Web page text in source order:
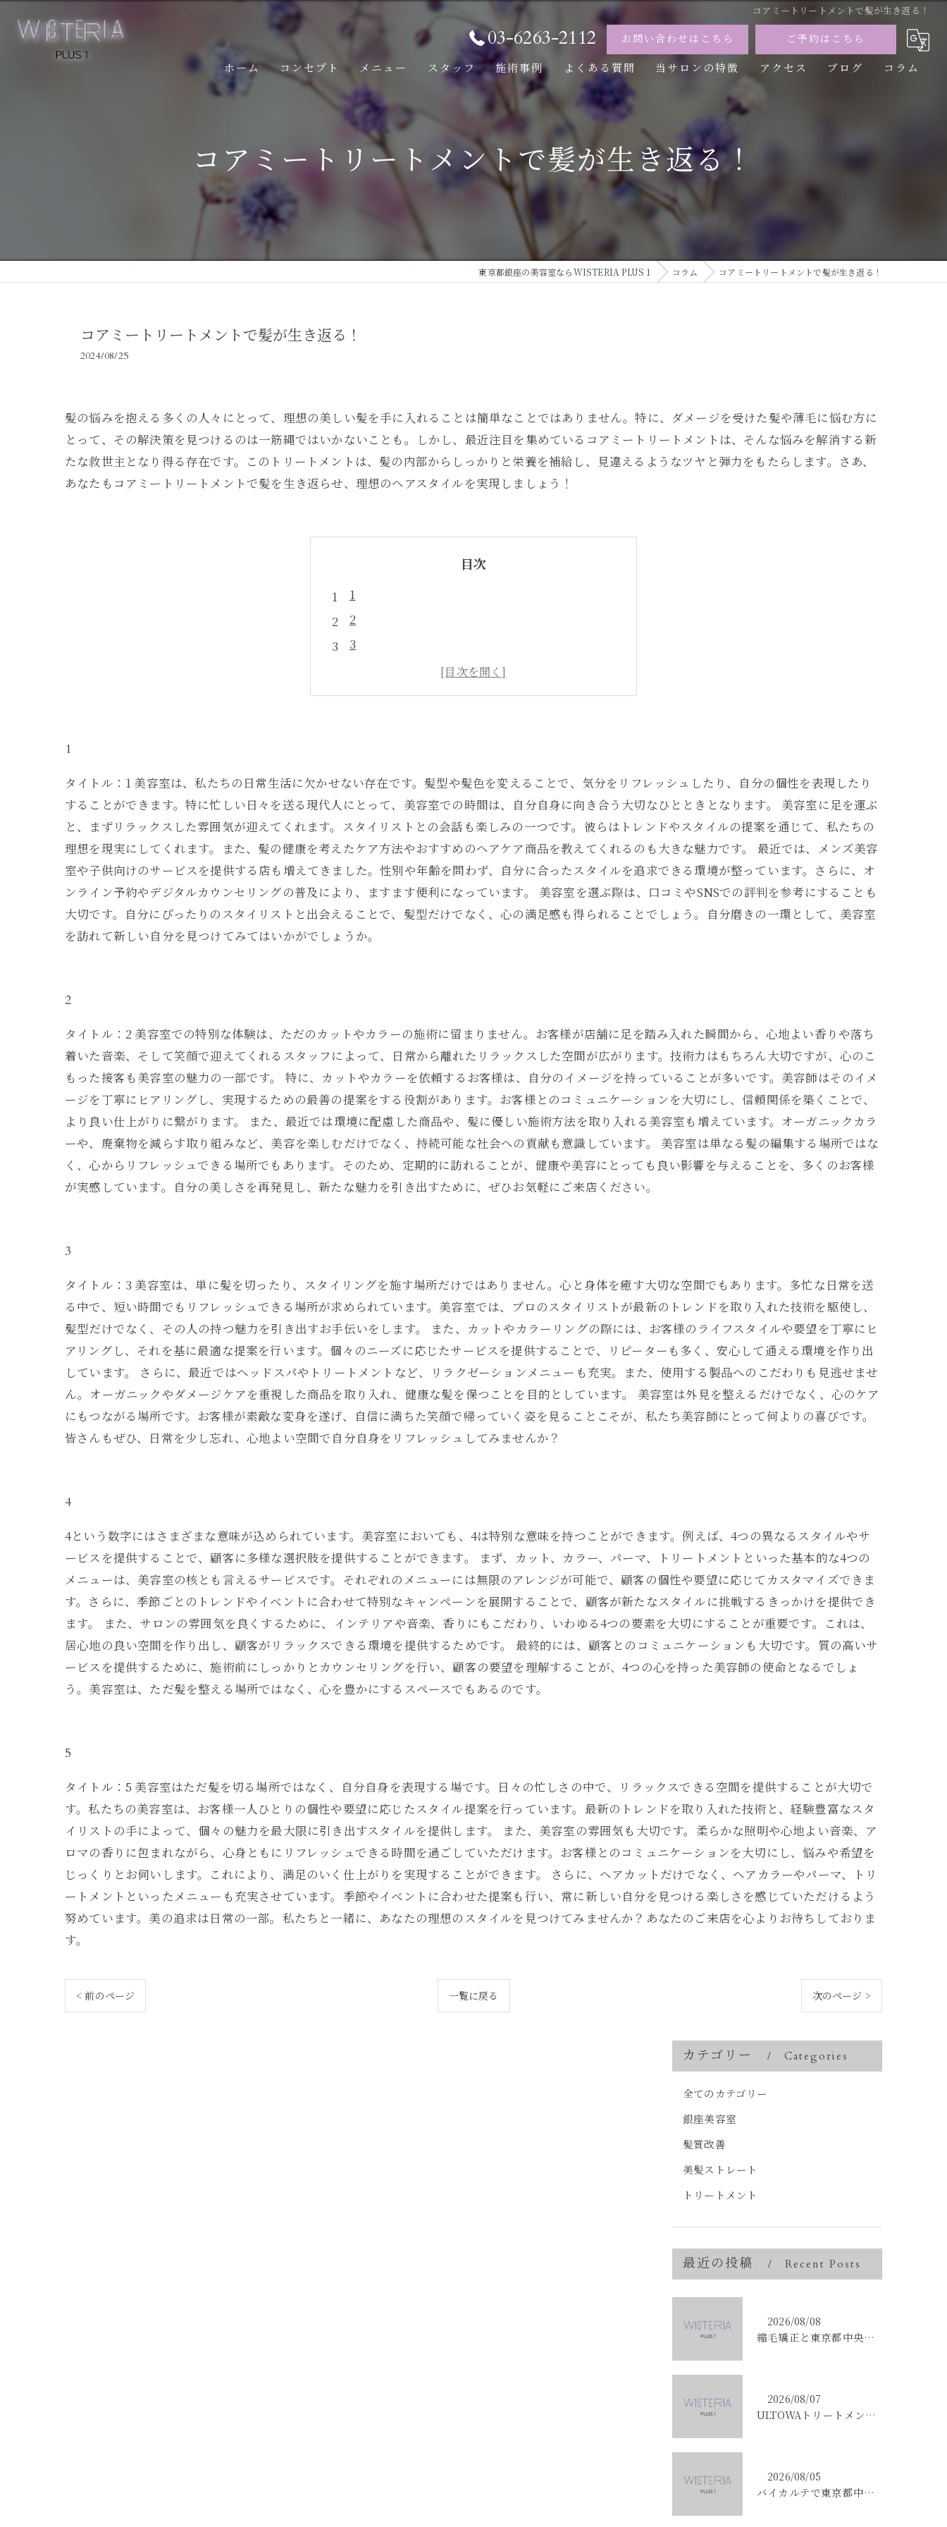
コアミートリートメントで髪が生き返る！
03-6263-2112 お問い合わせはこちら ご予約はこちら
ホーム コンセプト メニュー スタッフ 施術事例 よくある質問 当サロンの特徴
カラー
トリートメント
パーマ
アクセス ブログ コラム
コアミートリートメントで髪が生き返る！
東京都銀座の美容室ならWISTERIA PLUS 1 コラム コアミートリートメントで髪が生き返る！
コアミートリートメントで髪が生き返る！
2024/08/25
髪の悩みを抱える多くの人々にとって、理想の美しい髪を手に入れることは簡単なことではありません。特に、ダメージを受けた髪や薄毛に悩む方に
とって、その解決策を見つけるのは一筋縄ではいかないことも。しかし、最近注目を集めているコアミートリートメントは、そんな悩みを解消する新
たな救世主となり得る存在です。このトリートメントは、髪の内部からしっかりと栄養を補給し、見違えるようなツヤと弾力をもたらします。さあ、
あなたもコアミートリートメントで髪を生き返らせ、理想のヘアスタイルを実現しましょう！
目次
1
2
3
5
1
タイトル：1 美容室は、私たちの日常生活に欠かせない存在です。髪型や髪色を変えることで、気分をリフレッシュしたり、自分の個性を表現したり
することができます。特に忙しい日々を送る現代人にとって、美容室での時間は、自分自身に向き合う大切なひとときとなります。 美容室に足を運ぶ
と、まずリラックスした雰囲気が迎えてくれます。スタイリストとの会話も楽しみの一つです。彼らはトレンドやスタイルの提案を通じて、私たちの
理想を現実にしてくれます。また、髪の健康を考えたケア方法やおすすめのヘアケア商品を教えてくれるのも大きな魅力です。 最近では、メンズ美容
室や子供向けのサービスを提供する店も増えてきました。性別や年齢を問わず、自分に合ったスタイルを追求できる環境が整っています。さらに、オ
ンライン予約やデジタルカウンセリングの普及により、ますます便利になっています。 美容室を選ぶ際は、口コミやSNSでの評判を参考にすることも
大切です。自分にぴったりのスタイリストと出会えることで、髪型だけでなく、心の満足感も得られることでしょう。自分磨きの一環として、美容室
を訪れて新しい自分を見つけてみてはいかがでしょうか。
2
タイトル：2 美容室での特別な体験は、ただのカットやカラーの施術に留まりません。お客様が店舗に足を踏み入れた瞬間から、心地よい香りや落ち
着いた音楽、そして笑顔で迎えてくれるスタッフによって、日常から離れたリラックスした空間が広がります。技術力はもちろん大切ですが、心のこ
もった接客も美容室の魅力の一部です。 特に、カットやカラーを依頼するお客様は、自分のイメージを持っていることが多いです。美容師はそのイメ
ージを丁寧にヒアリングし、実現するための最善の提案をする役割があります。お客様とのコミュニケーションを大切にし、信頼関係を築くことで、
より良い仕上がりに繋がります。 また、最近では環境に配慮した商品や、髪に優しい施術方法を取り入れる美容室も増えています。オーガニックカラ
ーや、廃棄物を減らす取り組みなど、美容を楽しむだけでなく、持続可能な社会への貢献も意識しています。 美容室は単なる髪の編集する場所ではな
く、心からリフレッシュできる場所でもあります。そのため、定期的に訪れることが、健康や美容にとっても良い影響を与えることを、多くのお客様
が実感しています。自分の美しさを再発見し、新たな魅力を引き出すために、ぜひお気軽にご来店ください。
3
タイトル：3 美容室は、単に髪を切ったり、スタイリングを施す場所だけではありません。心と身体を癒す大切な空間でもあります。多忙な日常を送
る中で、短い時間でもリフレッシュできる場所が求められています。美容室では、プロのスタイリストが最新のトレンドを取り入れた技術を駆使し、
髪型だけでなく、その人の持つ魅力を引き出すお手伝いをします。 また、カットやカラーリングの際には、お客様のライフスタイルや要望を丁寧にヒ
アリングし、それを基に最適な提案を行います。個々のニーズに応じたサービスを提供することで、リピーターも多く、安心して通える環境を作り出
しています。 さらに、最近ではヘッドスパやトリートメントなど、リラクゼーションメニューも充実。また、使用する製品へのこだわりも見逃せませ
ん。オーガニックやダメージケアを重視した商品を取り入れ、健康な髪を保つことを目的としています。 美容室は外見を整えるだけでなく、心のケア
にもつながる場所です。お客様が素敵な変身を遂げ、自信に満ちた笑顔で帰っていく姿を見ることこそが、私たち美容師にとって何よりの喜びです。
皆さんもぜひ、日常を少し忘れ、心地よい空間で自分自身をリフレッシュしてみませんか？
4
4という数字にはさまざまな意味が込められています。美容室においても、4は特別な意味を持つことができます。例えば、4つの異なるスタイルやサ
ービスを提供することで、顧客に多様な選択肢を提供することができます。 まず、カット、カラー、パーマ、トリートメントといった基本的な4つの
メニューは、美容室の核とも言えるサービスです。それぞれのメニューには無限のアレンジが可能で、顧客の個性や要望に応じてカスタマイズできま
す。さらに、季節ごとのトレンドやイベントに合わせて特別なキャンペーンを展開することで、顧客が新たなスタイルに挑戦するきっかけを提供でき
ます。 また、サロンの雰囲気を良くするために、インテリアや音楽、香りにもこだわり、いわゆる4つの要素を大切にすることが重要です。これは、
居心地の良い空間を作り出し、顧客がリラックスできる環境を提供するためです。 最終的には、顧客とのコミュニケーションも大切です。質の高いサ
ービスを提供するために、施術前にしっかりとカウンセリングを行い、顧客の要望を理解することが、4つの心を持った美容師の使命となるでしょ
う。美容室は、ただ髪を整える場所ではなく、心を豊かにするスペースでもあるのです。
5
タイトル：5 美容室はただ髪を切る場所ではなく、自分自身を表現する場です。日々の忙しさの中で、リラックスできる空間を提供することが大切で
す。私たちの美容室は、お客様一人ひとりの個性や要望に応じたスタイル提案を行っています。最新のトレンドを取り入れた技術と、経験豊富なスタ
イリストの手によって、個々の魅力を最大限に引き出すスタイルを提供します。 また、美容室の雰囲気も大切です。柔らかな照明や心地よい音楽、ア
ロマの香りに包まれながら、心身ともにリフレッシュできる時間を過ごしていただけます。お客様とのコミュニケーションを大切にし、悩みや希望を
じっくりとお伺いします。これにより、満足のいく仕上がりを実現することができます。 さらに、ヘアカットだけでなく、ヘアカラーやパーマ、トリ
ートメントといったメニューも充実させています。季節やイベントに合わせた提案も行い、常に新しい自分を見つける楽しさを感じていただけるよう
努めています。美の追求は日常の一部。私たちと一緒に、あなたの理想のスタイルを見つけてみませんか？あなたのご来店を心よりお待ちしておりま
す。
< 前のページ 一覧に戻る 次のページ >
カテゴリー Categories
全てのカテゴリー
銀座美容室
髪質改善
美髪ストレート
トリートメント
最近の投稿 Recent Posts
2026/08/08
縮毛矯正と東京都中央区銀座で叶える髪質改善のポイントと理想の仕上がりを徹底解説
2026/08/07
ULTOWAトリートメントで東京都中央区銀座の髪質改善を目指す人への効果と選び方ガイド
2026/08/05
バイカルテで東京都中央区銀座のエイジングケア悩みを解決する方法と正規品選びのポイント